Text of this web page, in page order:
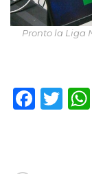
Pronto la Liga